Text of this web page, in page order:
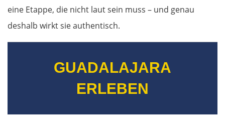
eine Etappe, die nicht laut sein muss – und genau
deshalb wirkt sie authentisch.
GUADALAJARA
ERLEBEN